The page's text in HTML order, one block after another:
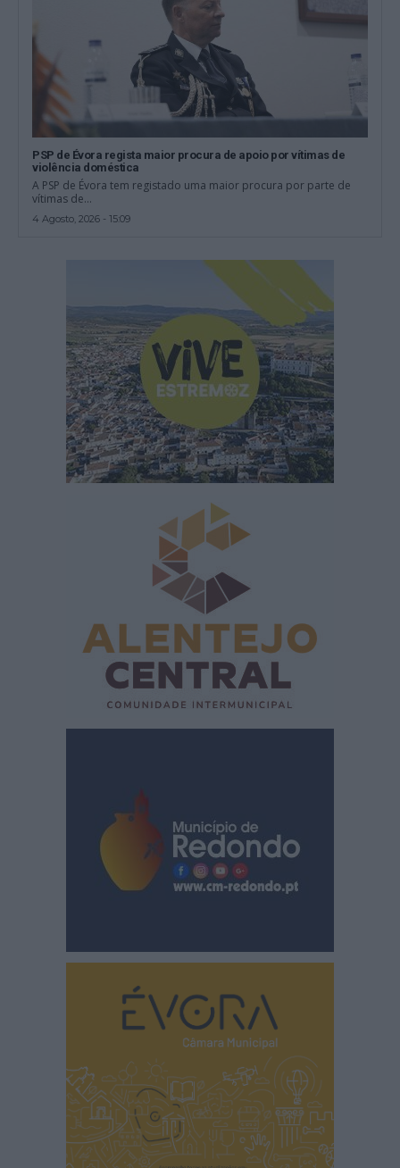
PSP de Évora regista maior procura de apoio por vítimas de
violência doméstica
A PSP de Évora tem registado uma maior procura por parte de
vítimas de...
4 Agosto, 2026 - 15:09